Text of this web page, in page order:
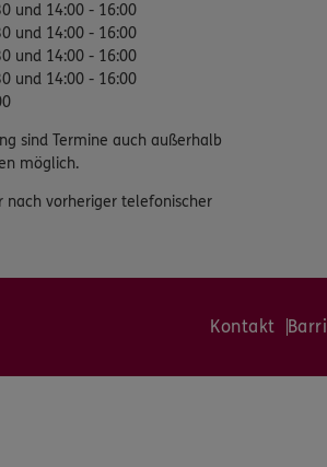
und 14:00 - 16:00
und 14:00 - 16:00
und 14:00 - 16:00
und 14:00 - 16:00
sind Termine auch außerhalb
möglich.
nach vorheriger telefonischer
Kontakt